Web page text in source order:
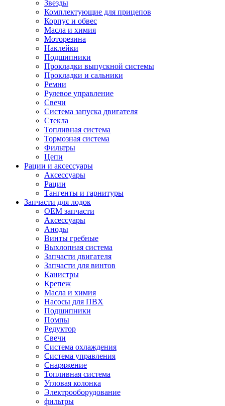
Звезды
Комплектующие для прицепов
Корпус и обвес
Масла и химия
Моторезина
Наклейки
Подшипники
Прокладки выпускной системы
Прокладки и сальники
Ремни
Рулевое управление
Свечи
Система запуска двигателя
Стекла
Топливная система
Тормозная система
Фильтры
Цепи
Рации и аксессуары
Аксессуары
Рации
Тангенты и гарнитуры
Запчасти для лодок
OEM запчасти
Аксессуары
Аноды
Винты гребные
Выхлопная система
Запчасти двигателя
Запчасти для винтов
Канистры
Крепеж
Масла и химия
Насосы для ПВХ
Подшипники
Помпы
Редуктор
Свечи
Система охлаждения
Система управления
Снаряжение
Топливная система
Угловая колонка
Электрооборудование
фильтры